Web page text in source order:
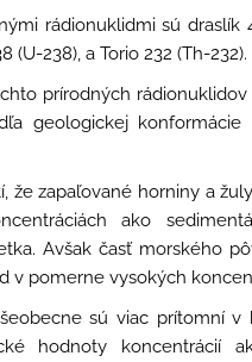
rádionuklidmi sú draslík
(U-238), a Torio 232 (Th-232).
prírodných
geologickej konformácie
že zapaľované horniny a
ako
Avšak časť morského
v pomerne vysokých
sú viac prítomní
hodnoty koncentrácií